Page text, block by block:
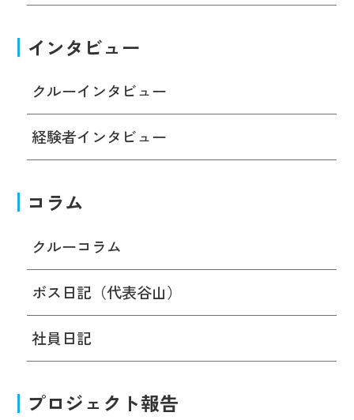
インタビュー
クルーインタビュー
経験者インタビュー
コラム
クルーコラム
ボス日記（代表谷山）
社員日記
プロジェクト報告